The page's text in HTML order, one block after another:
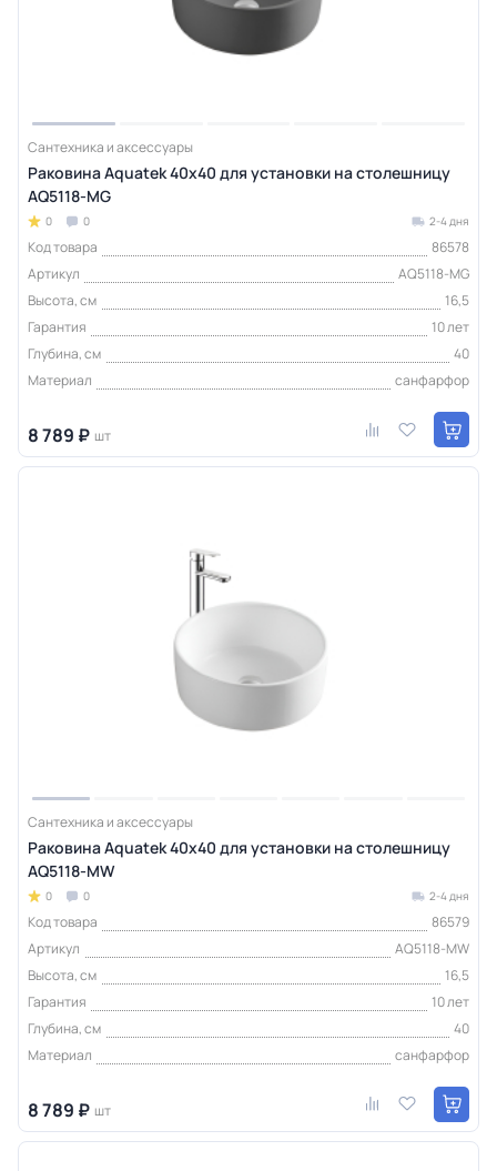
Сантехника и аксессуары
Раковина Aquatek 40х40 для установки на столешницу
AQ5118-MG
0 0 2-4 дня
Код товара
86578
Артикул
AQ5118-MG
Высота, см
16,5
Гарантия
10 лет
Глубина, см
40
Материал
санфарфор
8 789 ₽ шт
Сантехника и аксессуары
Раковина Aquatek 40х40 для установки на столешницу
AQ5118-MW
0 0 2-4 дня
Код товара
86579
Артикул
AQ5118-MW
Высота, см
16,5
Гарантия
10 лет
Глубина, см
40
Материал
санфарфор
8 789 ₽ шт